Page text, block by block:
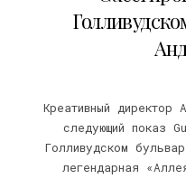
Креативный директор
следующий показ
Голливудском
легендарная